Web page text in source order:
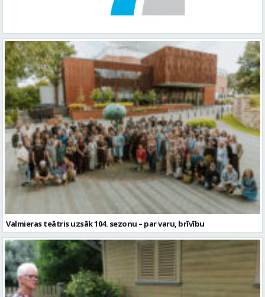
Valmieras teātris uzsāk 104. sezonu – par varu, brīvību